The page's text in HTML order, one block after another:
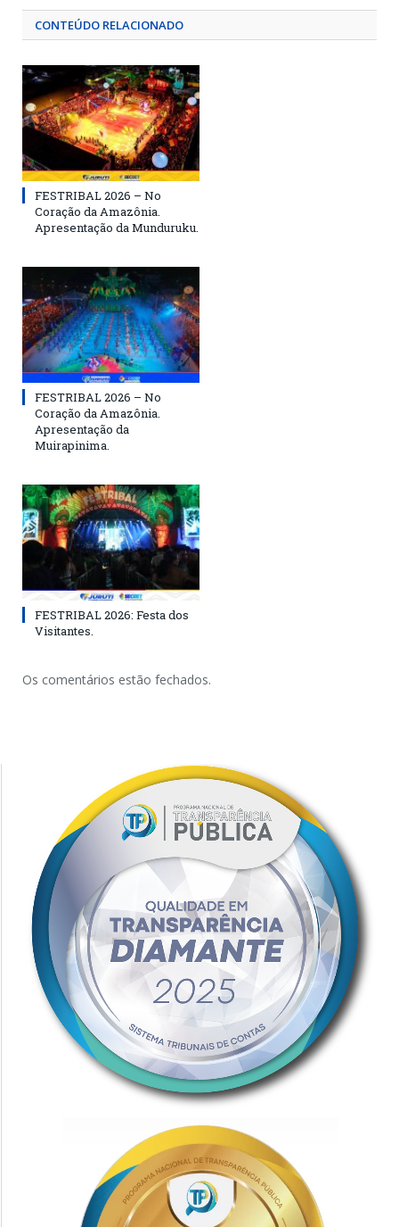
CONTEÚDO RELACIONADO
FESTRIBAL 2026 – No
Coração da Amazônia.
Apresentação da Munduruku.
FESTRIBAL 2026 – No
Coração da Amazônia.
Apresentação da
Muirapinima.
FESTRIBAL 2026: Festa dos
Visitantes.
Os comentários estão fechados.